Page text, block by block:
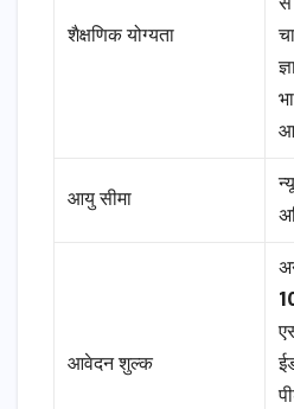
शैक्षणिक योग्यता
से
आयु सीमा
आवेदन शुल्क